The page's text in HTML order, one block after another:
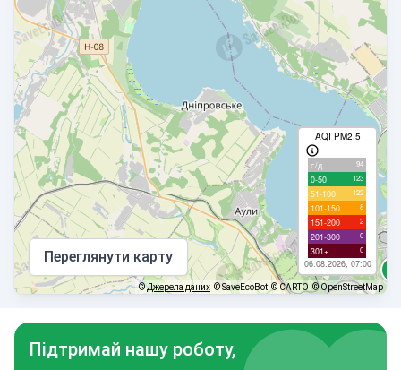
AQI PM2.5
с/д 94
0-50 123
51-100 122
101-150 8
151-200 2
201-300 0
301+ 0
06.08.2026, 07:00
Переглянути карту
©Джерела даних © SaveEcoBot © CARTO © OpenStreetMap
Підтримай нашу роботу,